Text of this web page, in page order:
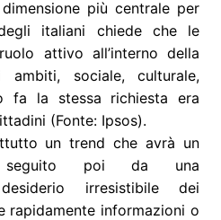
più centrale per
italiani chiede che le
attivo all’interno della
sociale, culturale,
fa la stessa richiesta era
(Fonte: Ipsos).
un trend che avrà un
seguito poi da una
irresistibile dei
rapidamente informazioni o